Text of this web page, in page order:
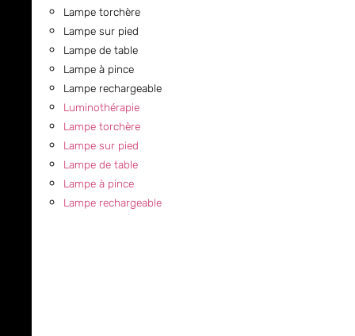
Lampe torchère
Lampe sur pied
Lampe de table
Lampe à pince
Lampe rechargeable
Luminothérapie
Lampe torchère
Lampe sur pied
Lampe de table
Lampe à pince
Lampe rechargeable